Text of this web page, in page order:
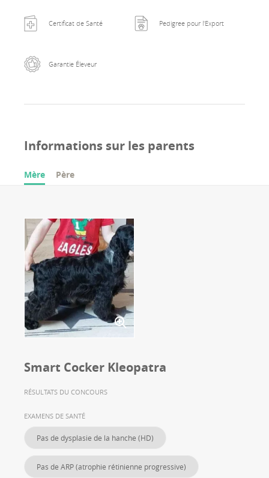
Certificat de Santé Pedigree pour l'Export
Garantie Éleveur
Informations sur les parents
Mère Père
Smart Cocker Kleopatra
RÉSULTATS DU CONCOURS
EXAMENS DE SANTÉ
Pas de dysplasie de la hanche (HD)
Pas de ARP (atrophie rétinienne progressive)